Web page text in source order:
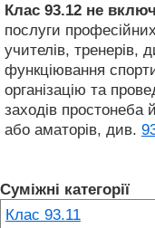
Клас 93.12 не
послуги
учителів, тренерів,
функціювання
організацію та
заходів простонеба
або аматорів, див.
Суміжні категорії
Клас 93.11